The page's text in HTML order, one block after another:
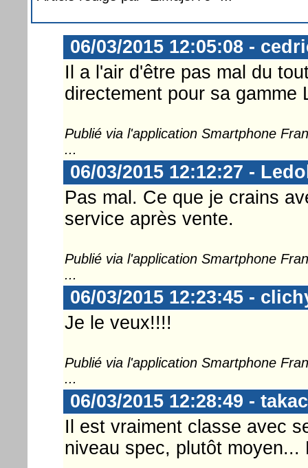
06/03/2015 12:05:08 -
Il a l'air d'être pas mal du
directement pour sa gamme
Publié via l'application Smartphone
...
06/03/2015 12:12:27 -
Pas mal. Ce que je crains
service après vente.
Publié via l'application Smartphone
...
06/03/2015 12:23:45 -
Je le veux!!!!
Publié via l'application Smartphone
...
06/03/2015 12:28:49 -
Il est vraiment classe avec
niveau spec, plutôt moyen...